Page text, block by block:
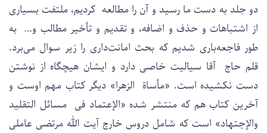
دو جلد به دست ما رسید و آن را مطالعه کردیم، ملتفت بسیاری
از اشتباهات و حذف و اضافه، و تقدیم و تأخیر مطالب و… به
طور فاجعه‌باری شدیم که بحث امانت‌داری را زیر سوال می‌برد.
قلم حاج آقا سیالیت خاصی دارد و ایشان هیچگاه از نوشتن
دست نکشیده است. «مأساة الزهرا» دیگر کتاب مهم اوست و
آخرین کتاب هم که منتشر شده «الإعتماد فی مسائل التقلید
والإجتهاد» است که شامل دروس خارج آیت الله مرتضی عاملی